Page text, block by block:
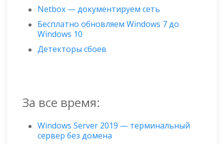
Netbox — документируем сеть
Бесплатно обновляем Windows 7 до
Windows 10
Детекторы сбоев
За все время:
Windows Server 2019 — терминальный
сервер без домена